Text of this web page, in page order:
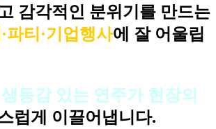
감각적인 분위기를 만드는
파티·기업행사에 잘 어울립
동감 있는 연주가 현장의
럽게 이끌어냅니다.